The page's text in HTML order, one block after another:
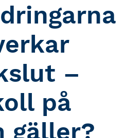
–
på
gäller?